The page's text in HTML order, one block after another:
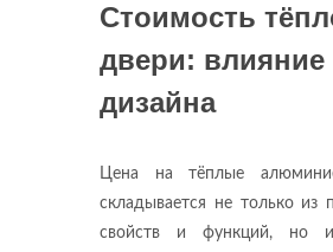
Стоимость
двери: влияние
дизайна
Цена на тёплые
складывается не только из
свойств и функций, но